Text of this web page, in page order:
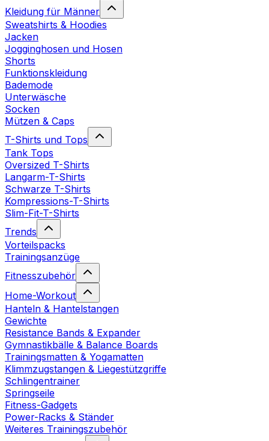
Kleidung für Männer
Sweatshirts & Hoodies
Jacken
Jogginghosen und Hosen
Shorts
Funktionskleidung
Bademode
Unterwäsche
Socken
Mützen & Caps
T-Shirts und Tops
Tank Tops
Oversized T-Shirts
Langarm-T-Shirts
Schwarze T-Shirts
Kompressions-T-Shirts
Slim-Fit-T-Shirts
Trends
Vorteilspacks
Trainingsanzüge
Fitnesszubehör
Home-Workout
Hanteln & Hantelstangen
Gewichte
Resistance Bands & Expander
Gymnastikbälle & Balance Boards
Trainingsmatten & Yogamatten
Klimmzugstangen & Liegestützgriffe
Schlingentrainer
Springseile
Fitness-Gadgets
Power-Racks & Ständer
Weiteres Trainingszubehör